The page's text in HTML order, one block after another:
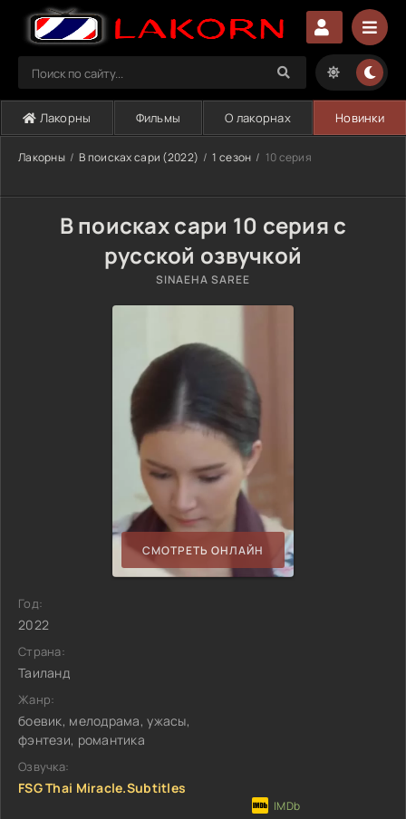
Лакорны Фильмы О лакорнах Новинки
Лакорны В поисках сари (2022) 1 сезон 10 серия
В поисках сари 10 серия с
русской озвучкой
SINAEHA SAREE
СМОТРЕТЬ ОНЛАЙН
Год:
2022
Страна:
Таиланд
Жанр:
боевик, мелодрама, ужасы,
фэнтези, романтика
Озвучка:
FSG Thai Miracle.Subtitles